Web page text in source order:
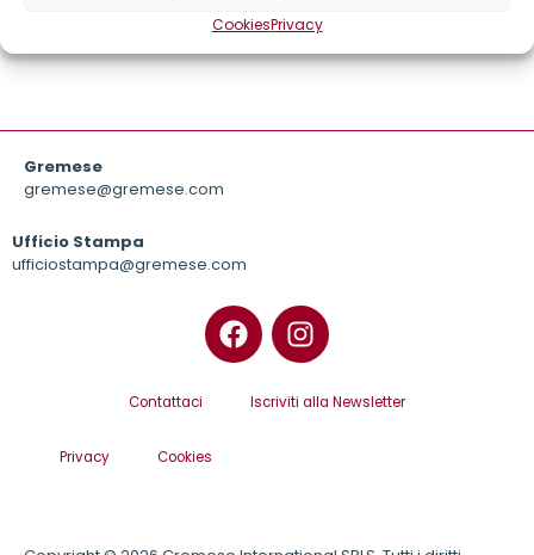
CookiesPrivacy
Gremese
gremese@gremese.com
Ufficio Stampa
ufficiostampa@gremese.com
Contattaci Iscriviti alla Newsletter
Privacy Cookies